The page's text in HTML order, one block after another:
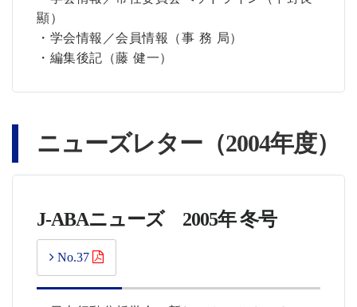
顯）
・学会情報／会員情報（事 務 局）
・編集後記（藤 健一）
ニューズレター（2004年度）
J-ABAニューズ 2005年 冬号
No.37